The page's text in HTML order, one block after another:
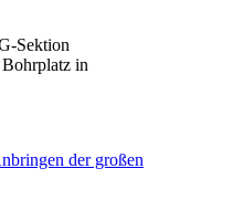
Sektion
in